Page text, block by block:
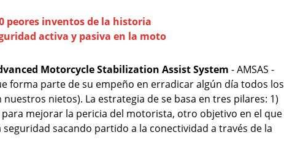
peores inventos de la historia
activa y pasiva en la moto
Motorcycle Stabilization Assist System - AMSAS -
forma parte de su empeño en erradicar algún día todos los
nietos). La estrategia de se basa en tres pilares: 1)
mejorar la pericia del motorista, otro objetivo en el que
sacando partido a la conectividad a través de la